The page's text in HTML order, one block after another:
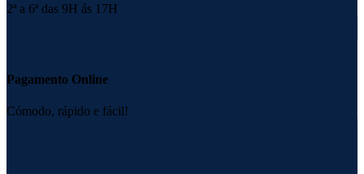
2ª a 6ª das 9H ás 17H
Pagamento Online
Cómodo, rápido e fácil!